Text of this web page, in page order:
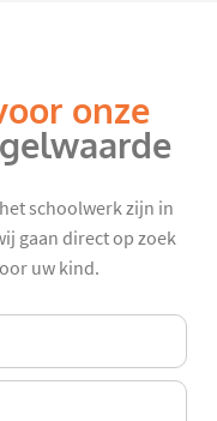
onze
schoolwerk zijn in
gaan direct op zoek
uw kind.